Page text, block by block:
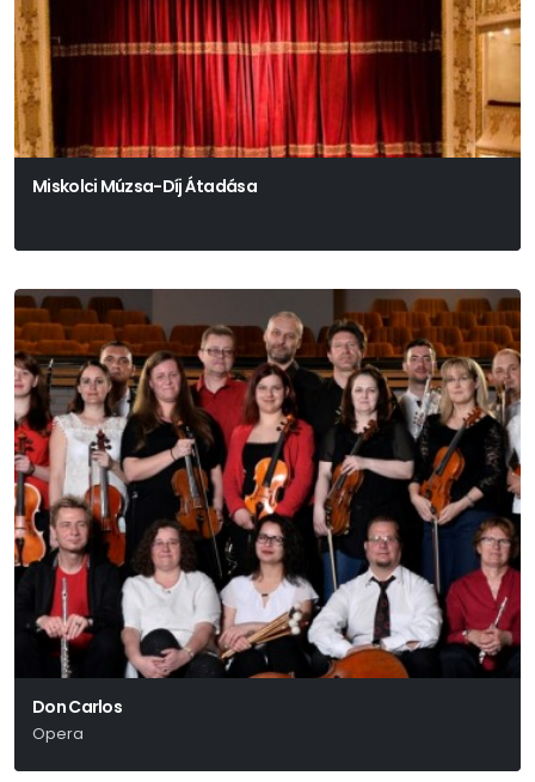
Miskolci Múzsa-Díj Átadása
Don Carlos
Opera